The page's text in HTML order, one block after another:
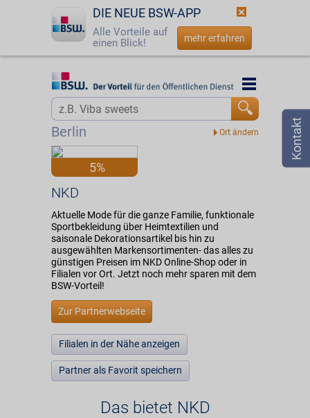
DIE NEUE BSW-APP
Alle Vorteile auf
einen Blick!
mehr erfahren
Startseite
Login
Berlin
Startseite
5%
NKD
Aktuelle Mode für die ganze Familie, funktionale
Sportbekleidung über Heimtextilien und
saisonale Dekorationsartikel bis hin zu
ausgewählten Markensortimenten- das alles zu
günstigen Preisen im NKD Online-Shop oder in
Filialen vor Ort. Jetzt noch mehr sparen mit dem
BSW-Vorteil!
Zur Partnerwebseite
Filialen in der Nähe anzeigen
Partner als Favorit speichern
Das bietet NKD